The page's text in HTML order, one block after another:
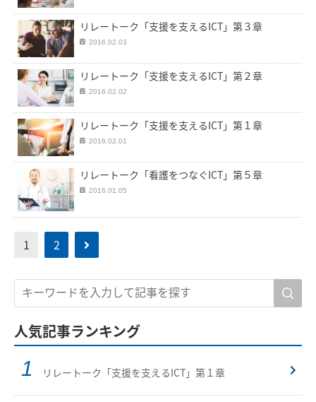
リレートーク「支援を支えるICT」第３章
2016.02.03
リレートーク「支援を支えるICT」第２章
2016.02.02
リレートーク「支援を支えるICT」第１章
2016.02.01
リレートーク「看護をつなぐICT」第５章
2016.01.05
1 2
人気記事ランキング
リレートーク「支援を支えるICT」第１章